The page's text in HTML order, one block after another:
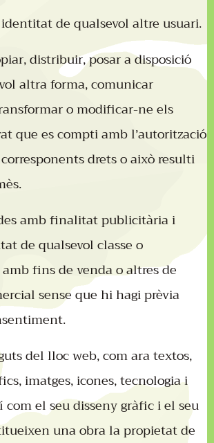
de qualsevol altre usuari.
distribuir, posar a disposició
altra forma, comunicar
o modificar-ne els
que es compti amb l’autorització
drets o això resulti
amb finalitat publicitària i
de qualsevol classe o
fins de venda o altres de
sense que hi hagi prèvia
del lloc web, com ara textos,
imatges, icones, tecnologia i
el seu disseny gràfic i el seu
una obra la propietat de